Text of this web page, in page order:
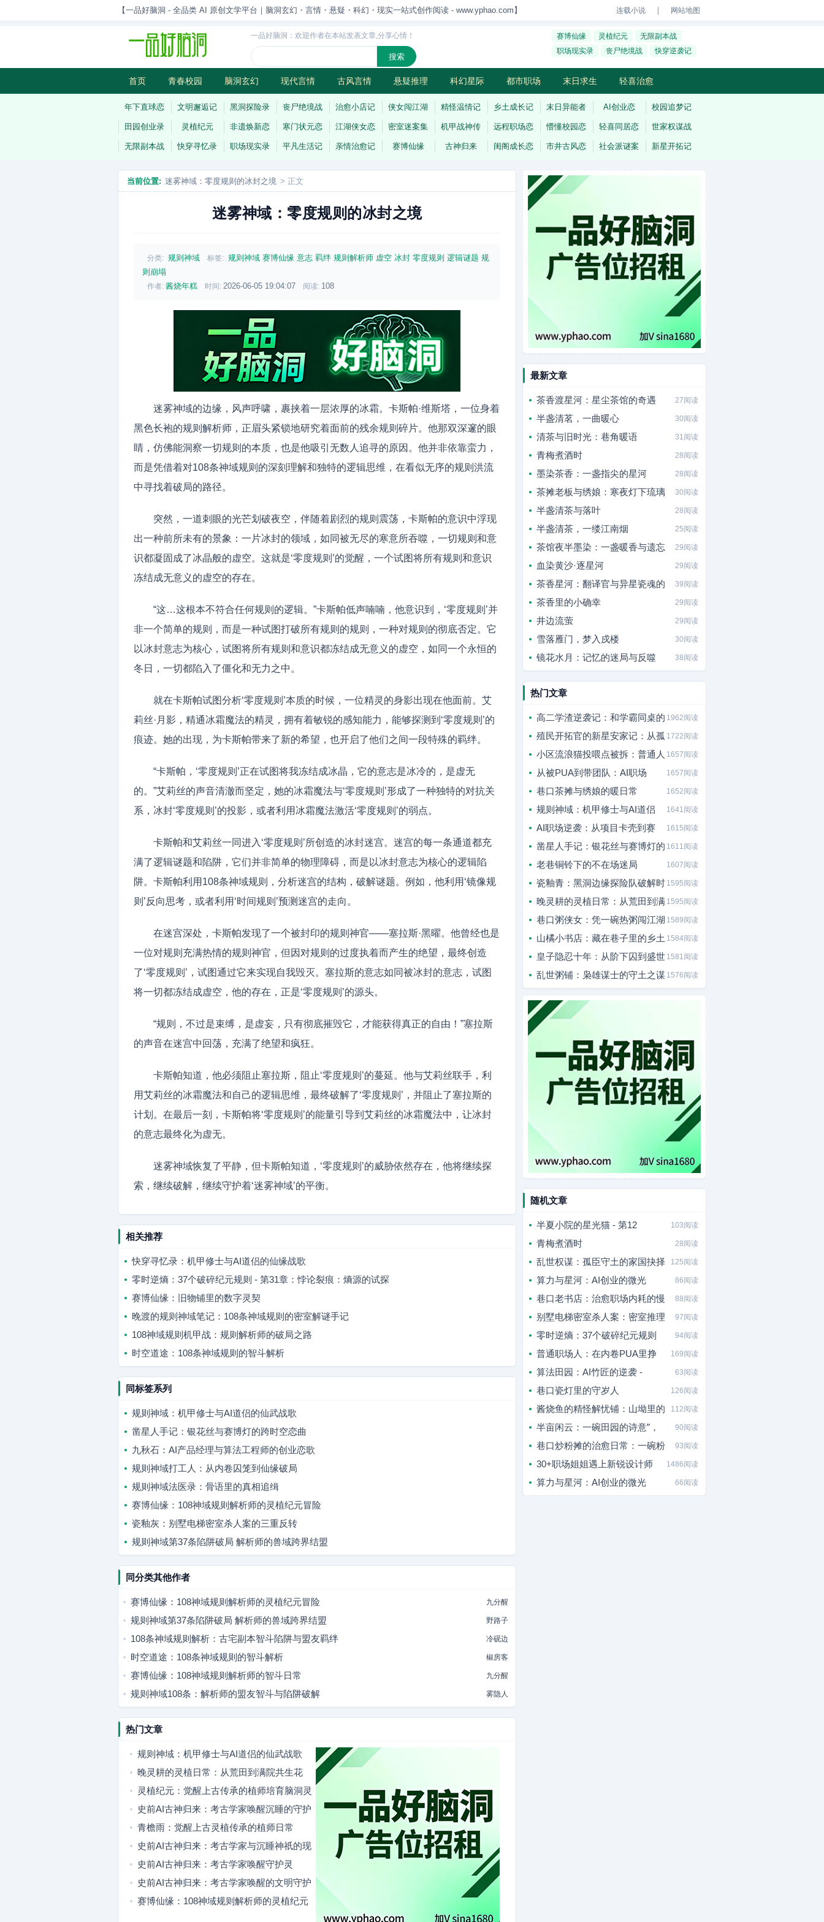
【一品好脑洞 - 全品类 AI 原创文学平台｜脑洞玄幻・言情・悬疑・科幻・现实一站式创作阅读 - www.yphao.com】 连载小说 ｜ 网站地图
一品好脑洞：欢迎作者在本站发表文章,分享心情！ 赛博仙缘 灵植纪元
无限副本战
职场现实录
丧尸绝境战 快穿逆袭记
首页 青春校园 脑洞玄幻 现代言情 古风言情 悬疑推理 科幻星际 都市职场 末日求生 轻喜治愈
历史权谋 武侠江湖 灵异志怪 连载
年下直球恋 文明邂逅记 黑洞探险录 丧尸绝境战 治愈小店记 侠女闯江湖 精怪温情记 乡土成长记 末日异能者 AI创业恋 校园追梦记
田园创业录 灵植纪元 非遗焕新恋 寒门状元恋 江湖侠女恋 密室迷案集 机甲战神传 远程职场恋 懵懂校园恋 轻喜同居恋 世家权谋战
无限副本战 快穿寻忆录 职场现实录 平凡生活记 亲情治愈记 赛博仙缘 古神归来 闺阁成长恋 市井古风恋 社会派谜案 新星开拓记
当前位置: 迷雾神域：零度规则的冰封之境 > 正文
迷雾神域：零度规则的冰封之境
分类: 规则神域 标签: 规则神域 赛博仙缘 意志 羁绊 规则解析师 虚空 冰封 零度规则 逻辑谜题 规
则崩塌
作者: 酱烧年糕 时间: 2026-06-05 19:04:07 阅读: 108
迷雾神域的边缘，风声呼啸，裹挟着一层浓厚的冰霜。卡斯帕·维斯塔，一位身着
黑色长袍的规则解析师，正眉头紧锁地研究着面前的残余规则碎片。他那双深邃的眼
睛，仿佛能洞察一切规则的本质，也是他吸引无数人追寻的原因。他并非依靠蛮力，
而是凭借着对108条神域规则的深刻理解和独特的逻辑思维，在看似无序的规则洪流
中寻找着破局的路径。
突然，一道刺眼的光芒划破夜空，伴随着剧烈的规则震荡，卡斯帕的意识中浮现
出一种前所未有的景象：一片冰封的领域，如同被无尽的寒意所吞噬，一切规则和意
识都凝固成了冰晶般的虚空。这就是‘零度规则’的觉醒，一个试图将所有规则和意识
冻结成无意义的虚空的存在。
“这…这根本不符合任何规则的逻辑。”卡斯帕低声喃喃，他意识到，‘零度规则’并
非一个简单的规则，而是一种试图打破所有规则的规则，一种对规则的彻底否定。它
以冰封意志为核心，试图将所有规则和意识都冻结成无意义的虚空，如同一个永恒的
冬日，一切都陷入了僵化和无力之中。
就在卡斯帕试图分析‘零度规则’本质的时候，一位精灵的身影出现在他面前。艾
莉丝·月影，精通冰霜魔法的精灵，拥有着敏锐的感知能力，能够探测到‘零度规则’的
痕迹。她的出现，为卡斯帕带来了新的希望，也开启了他们之间一段特殊的羁绊。
“卡斯帕，‘零度规则’正在试图将我冻结成冰晶，它的意志是冰冷的，是虚无
的。”艾莉丝的声音清澈而坚定，她的冰霜魔法与‘零度规则’形成了一种独特的对抗关
系，冰封‘零度规则’的投影，或者利用冰霜魔法激活‘零度规则’的弱点。
卡斯帕和艾莉丝一同进入‘零度规则’所创造的冰封迷宫。迷宫的每一条通道都充
满了逻辑谜题和陷阱，它们并非简单的物理障碍，而是以冰封意志为核心的逻辑陷
阱。卡斯帕利用108条神域规则，分析迷宫的结构，破解谜题。例如，他利用‘镜像规
则’反向思考，或者利用‘时间规则’预测迷宫的走向。
在迷宫深处，卡斯帕发现了一个被封印的规则神官——塞拉斯·黑曜。他曾经也是
一位对规则充满热情的规则神官，但因对规则的过度执着而产生的绝望，最终创造
了‘零度规则’，试图通过它来实现自我毁灭。塞拉斯的意志如同被冰封的意志，试图
将一切都冻结成虚空，他的存在，正是‘零度规则’的源头。
“规则，不过是束缚，是虚妄，只有彻底摧毁它，才能获得真正的自由！”塞拉斯
的声音在迷宫中回荡，充满了绝望和疯狂。
卡斯帕知道，他必须阻止塞拉斯，阻止‘零度规则’的蔓延。他与艾莉丝联手，利
用艾莉丝的冰霜魔法和自己的逻辑思维，最终破解了‘零度规则’，并阻止了塞拉斯的
计划。在最后一刻，卡斯帕将‘零度规则’的能量引导到艾莉丝的冰霜魔法中，让冰封
的意志最终化为虚无。
迷雾神域恢复了平静，但卡斯帕知道，‘零度规则’的威胁依然存在，他将继续探
索，继续破解，继续守护着‘迷雾神域’的平衡。
相关推荐
快穿寻忆录：机甲修士与AI道侣的仙缘战歌
零时逆熵：37个破碎纪元规则 - 第31章：悖论裂痕：熵源的试探
赛博仙缘：旧物铺里的数字灵契
晚渡的规则神域笔记：108条神域规则的密室解谜手记
108神域规则机甲战：规则解析师的破局之路
时空道途：108条神域规则的智斗解析
同标签系列
规则神域：机甲修士与AI道侣的仙武战歌
凿星人手记：银花丝与赛博灯的跨时空恋曲
九秋石：AI产品经理与算法工程师的创业恋歌
规则神域打工人：从内卷囚笼到仙缘破局
规则神域法医录：骨语里的真相追缉
赛博仙缘：108神域规则解析师的灵植纪元冒险
瓷釉灰：别墅电梯密室杀人案的三重反转
规则神域第37条陷阱破局 解析师的兽域跨界结盟
同分类其他作者
赛博仙缘：108神域规则解析师的灵植纪元冒险 九分醒
规则神域第37条陷阱破局 解析师的兽域跨界结盟 野路子
108条神域规则解析：古宅副本智斗陷阱与盟友羁绊 冷砚边
时空道途：108条神域规则的智斗解析 椒房客
赛博仙缘：108神域规则解析师的智斗日常 九分醒
规则神域108条：解析师的盟友智斗与陷阱破解 雾隐人
热门文章
规则神域：机甲修士与AI道侣的仙武战歌
晚灵耕的灵植日常：从荒田到满院共生花
灵植纪元：觉醒上古传承的植师培育脑洞灵
植
史前AI古神归来：考古学家唤醒沉睡的守护
灵
青檐雨：觉醒上古灵植传承的植师日常
史前AI古神归来：考古学家与沉睡神祇的现
代羁绊
史前AI古神归来：考古学家唤醒守护灵
史前AI古神归来：考古学家唤醒的文明守护
者
赛博仙缘：108神域规则解析师的灵植纪元
最新文章
茶香渡星河：星尘茶馆的奇遇 27阅读
半盏清茗，一曲暖心 30阅读
清茶与旧时光：巷角暖语 31阅读
青梅煮酒时 28阅读
墨染茶香：一盏指尖的星河 28阅读
茶摊老板与绣娘：寒夜灯下琉璃 30阅读
半盏清茶与落叶 28阅读
半盏清茶，一缕江南烟 25阅读
茶馆夜半墨染：一盏暖香与遗忘 29阅读
血染黄沙·逐星河 29阅读
茶香星河：翻译官与异星瓷魂的 39阅读
茶香里的小确幸 29阅读
井边流萤 29阅读
雪落雁门，梦入戍楼 30阅读
镜花水月：记忆的迷局与反噬 38阅读
热门文章
高二学渣逆袭记：和学霸同桌的 1962阅读
殖民开拓官的新星安家记：从孤 1722阅读
小区流浪猫投喂点被拆：普通人 1657阅读
从被PUA到带团队：AI职场 1657阅读
巷口茶摊与绣娘的暖日常 1652阅读
规则神域：机甲修士与AI道侣 1641阅读
AI职场逆袭：从项目卡壳到赛 1615阅读
凿星人手记：银花丝与赛博灯的 1611阅读
老巷铜铃下的不在场迷局 1607阅读
瓷釉青：黑洞边缘探险队破解时 1595阅读
晚灵耕的灵植日常：从荒田到满 1595阅读
巷口粥侠女：凭一碗热粥闯江湖 1589阅读
山橘小书店：藏在巷子里的乡土 1584阅读
皇子隐忍十年：从阶下囚到盛世 1581阅读
乱世粥铺：枭雄谋士的守土之谋 1576阅读
随机文章
半夏小院的星光猫 - 第12 103阅读
青梅煮酒时 28阅读
乱世权谋：孤臣守土的家国抉择 125阅读
算力与星河：AI创业的微光 86阅读
巷口老书店：治愈职场内耗的慢 88阅读
别墅电梯密室杀人案：密室推理 97阅读
零时逆熵：37个破碎纪元规则 94阅读
普通职场人：在内卷PUA里挣 169阅读
算法田园：AI竹匠的逆袭 - 63阅读
巷口瓷灯里的守岁人 126阅读
酱烧鱼的精怪解忧铺：山坳里的 112阅读
半亩闲云：一碗田园的诗意”， 90阅读
巷口炒粉摊的治愈日常：一碗粉 93阅读
30+职场姐姐遇上新锐设计师 1486阅读
算力与星河：AI创业的微光 66阅读